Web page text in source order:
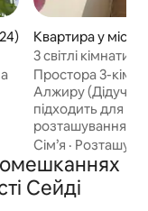
оцінка: 5 з 5,
Квартира у місті
3 світлі кімнати
Audin
Простора 3-
Алжиру (Дідуч-
підходить для 4 осіб.
розташування:
будівлі, 5
10 хвилин від
Балкон з видом
повністю
Сім’я ·
Сейді